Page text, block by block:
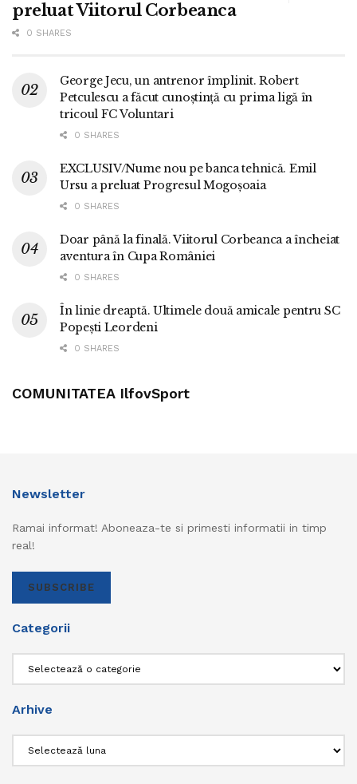
preluat Viitorul Corbeanca
0 SHARES
George Jecu, un antrenor împlinit. Robert
Petculescu a făcut cunoștință cu prima ligă în
tricoul FC Voluntari
0 SHARES
EXCLUSIV/Nume nou pe banca tehnică. Emil
Ursu a preluat Progresul Mogoșoaia
0 SHARES
Doar până la finală. Viitorul Corbeanca a încheiat
aventura în Cupa României
0 SHARES
În linie dreaptă. Ultimele două amicale pentru SC
Popești Leordeni
0 SHARES
COMUNITATEA IlfovSport
Newsletter
Ramai informat! Aboneaza-te si primesti informatii in timp
real!
SUBSCRIBE
Categorii
Arhive